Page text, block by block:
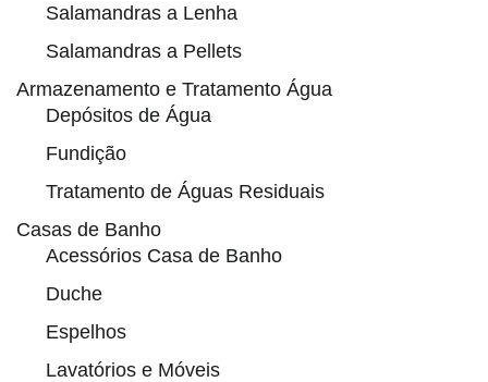
Salamandras a Lenha
Salamandras a Pellets
Armazenamento e Tratamento Água
Depósitos de Água
Fundição
Tratamento de Águas Residuais
Casas de Banho
Acessórios Casa de Banho
Duche
Espelhos
Lavatórios e Móveis